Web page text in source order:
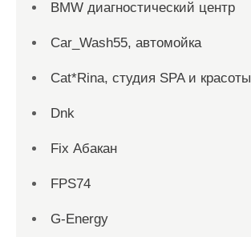
BMW диагностический центр
Car_Wash55, автомойка
Cat*Rina, студия SPA и красоты
Dnk
Fix Абакан
FPS74
G-Energy